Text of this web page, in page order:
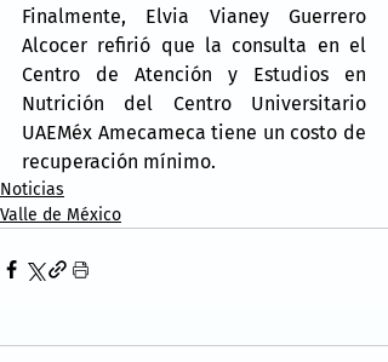
Finalmente, Elvia Vianey Guerrero
Alcocer refirió que la consulta en el
Centro de Atención y Estudios en
Nutrición del Centro Universitario
UAEMéx Amecameca tiene un costo de
recuperación mínimo.
Noticias
Valle de México